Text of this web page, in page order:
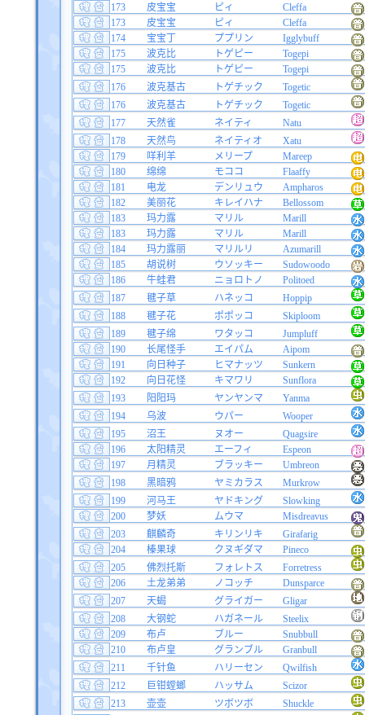
173
皮宝宝 ピィ
Cleffa
173
皮宝宝 ピィ
Cleffa
174
宝宝丁 ププリン
Igglybuff
175
波克比 トゲピー
Togepi
175
波克比 トゲピー
Togepi
176
波克基古 トゲチック
Togetic
176
波克基古 トゲチック
Togetic
177
天然雀 ネイティ
Natu
178
天然鸟 ネイティオ
Xatu
179
咩利羊 メリープ
Mareep
180
绵绵 モココ
Flaaffy
181
电龙 デンリュウ
Ampharos
182
美丽花 キレイハナ
Bellossom
183
玛力露 マリル
Marill
183
玛力露 マリル
Marill
184
玛力露丽 マリルリ
Azumarill
185
胡说树 ウソッキー
Sudowoodo
186
牛蛙君 ニョロトノ
Politoed
187
毽子草 ハネッコ
Hoppip
188
毽子花 ポポッコ
Skiploom
189
毽子绵 ワタッコ
Jumpluff
190
长尾怪手 エイパム
Aipom
191
向日种子 ヒマナッツ
Sunkern
192
向日花怪 キマワリ
Sunflora
193
阳阳玛 ヤンヤンマ
Yanma
194
乌波 ウパー
Wooper
195
沼王 ヌオー
Quagsire
196
太阳精灵 エーフィ
Espeon
197
月精灵 ブラッキー
Umbreon
198
黑暗鸦 ヤミカラス
Murkrow
199
河马王 ヤドキング
Slowking
200
梦妖 ムウマ
Misdreavus
203
麒麟奇 キリンリキ
Girafarig
204
榛果球 クヌギダマ
Pineco
205
佛烈托斯 フォレトス
Forretress
206
土龙弟弟 ノコッチ
Dunsparce
207
天蝎 グライガー
Gligar
208
大钢蛇 ハガネール
Steelix
209
布卢 ブルー
Snubbull
210
布卢皇 グランブル
Granbull
211
千针鱼 ハリーセン
Qwilfish
212
巨钳螳螂 ハッサム
Scizor
213
壶壶 ツボツボ
Shuckle